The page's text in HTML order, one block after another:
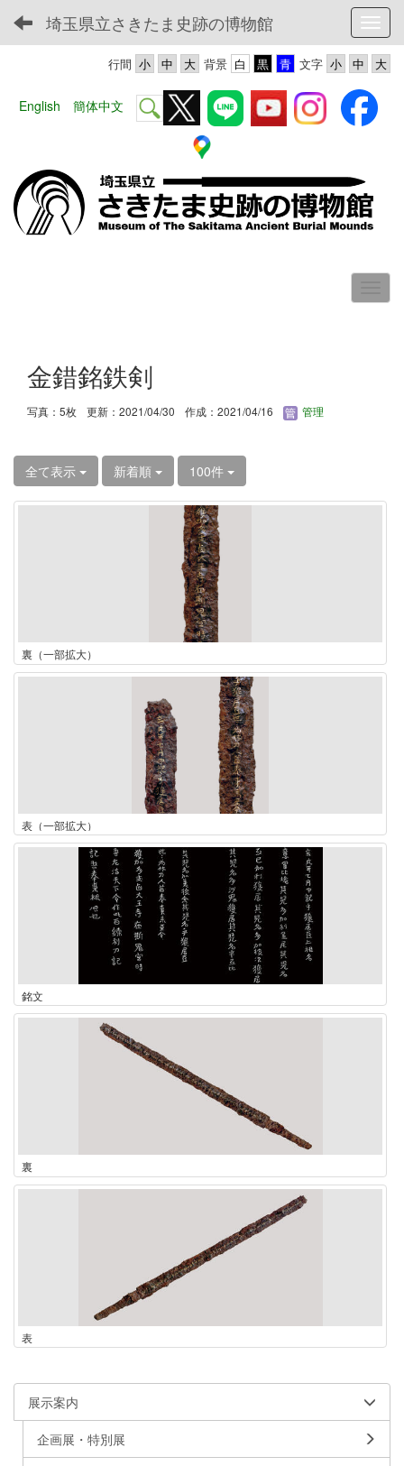
埼玉県立さきたま史跡の博物館
文字
背景
行間
English 簡体中文
金錯銘鉄剣
写真：5枚 更新：2021/04/30 作成：2021/04/16 管理
全て表示 新着順 100件
裏（一部拡大）
表（一部拡大）
銘文
裏
表
展示案内
企画展・特別展